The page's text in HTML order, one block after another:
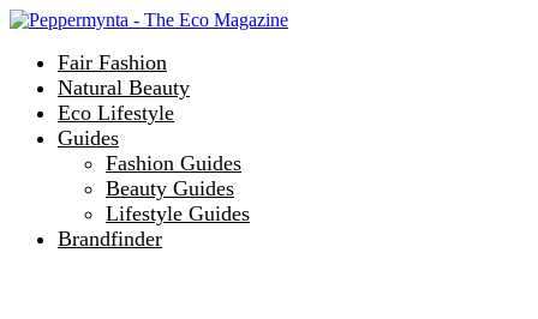
Fair Fashion
Natural Beauty
Eco Lifestyle
Guides
Fashion Guides
Beauty Guides
Lifestyle Guides
Brandfinder